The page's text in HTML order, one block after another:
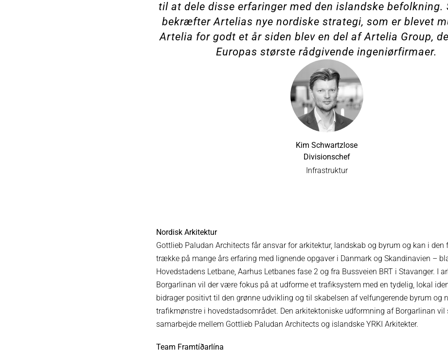
til at dele disse erfaringer med den islandske befolkning.
bekræfter Artelias nye nordiske strategi, som er blevet
Artelia for godt et år siden blev en del af Artelia Group,
Europas største rådgivende ingeniørfirmaer.
Kim Schwartzlose
Divisionschef
Infrastruktur
Nordisk Arkitektur
Gottlieb Paludan Architects får ansvar for arkitektur, landskab og byrum og kan i den
trække på mange års erfaring med lignende opgaver i Danmark og Skandinavien –
Hovedstadens Letbane, Aarhus Letbanes fase 2 og fra Bussveien BRT i Stavanger. I
Borgarlinan vil der være fokus på at udforme et trafiksystem med en tydelig, lokal
bidrager positivt til den grønne udvikling og til skabelsen af velfungerende byrum og
trafikmønstre i hovedstadsområdet. Den arkitektoniske udformning af Borgarlinan
samarbejde mellem Gottlieb Paludan Architects og islandske YRKI Arkitekter.
Team Framtíðarlína